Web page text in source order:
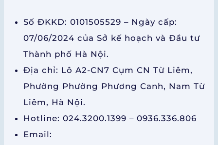
Số ĐKKD: 0101505529 – Ngày cấp:
07/06/2024 của Sở kế hoạch và Đầu tư
Thành phố Hà Nội.
Địa chỉ: Lô A2-CN7 Cụm CN Từ Liêm,
Phường Phường Phương Canh, Nam Từ
Liêm, Hà Nội.
Hotline: 024.3200.1399 – 0936.336.806
Email: